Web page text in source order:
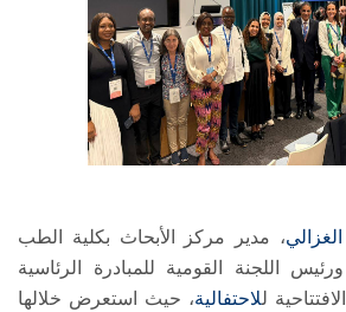
، مدير مركز الأبحاث بكلية الطب
ورئيس اللجنة القومية للمبادرة الرئاسية
للاحتفالية، حيث استعرض خلالها